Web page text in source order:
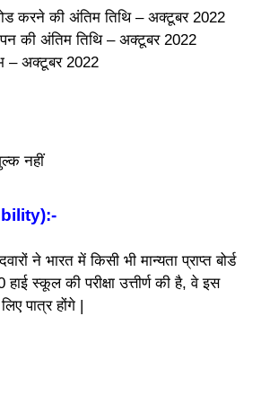
करने की अंतिम तिथि – अक्टूबर 2022
की अंतिम तिथि – अक्टूबर 2022
– अक्टूबर 2022
नहीं
:-
ने भारत में किसी भी मान्यता प्राप्त बोर्ड
हाई स्कूल की परीक्षा उत्तीर्ण की है, वे इस
पात्र होंगे |